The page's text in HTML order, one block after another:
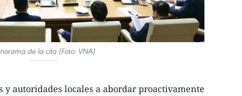
de la cita (Foto: VNA)
y autoridades locales a abordar proactivamente